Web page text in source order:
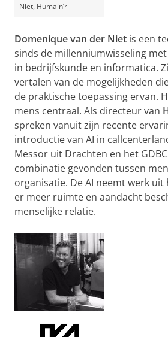
Niet, Humain’r
Domenique van der Niet is een
sinds de millenniumwisseling
in bedrijfskunde en informatica.
vertalen van de mogelijkheden
de praktische toepassing ervan.
mens centraal. Als directeur van
spreken vanuit zijn recente
introductie van AI in
Messor uit Drachten en het
combinatie gevonden tussen
organisatie. De AI neemt werk
er meer ruimte en aandacht
menselijke relatie.